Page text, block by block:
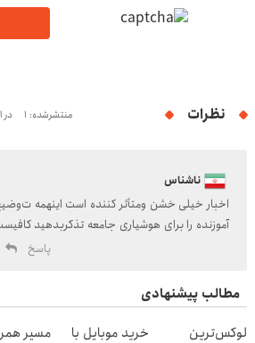
نظرات منتشرشده: 1 در
ناشناس
اخبار خیلی خشن ومتأثر کننده است اینهمه
آموزنده را برای هوشیاری جامعه تذکربدهید
پاسخ
مطالب پیشنهادی
لوکس‌ترین
خرید موبایل با
مسیر